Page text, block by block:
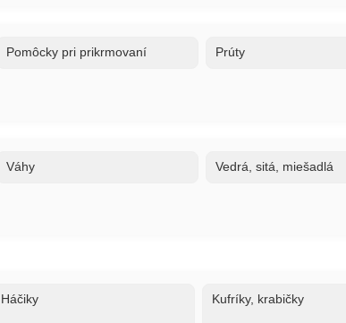
Pomôcky pri prikrmovaní Prúty
Váhy Vedrá, sitá, miešadlá
Háčiky Kufríky, krabičky